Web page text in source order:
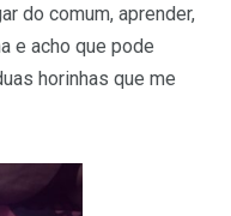
do comum, aprender,
e acho que pode
horinhas que me